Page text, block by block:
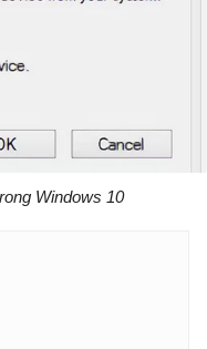
Windows 10